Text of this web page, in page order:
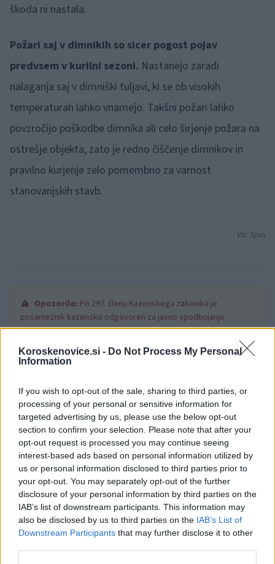
Koroskenovice.si - Do Not Process My Personal
Information
If you wish to opt-out of the sale, sharing to third parties, or
processing of your personal or sensitive information for
targeted advertising by us, please use the below opt-out
section to confirm your selection. Please note that after your
opt-out request is processed you may continue seeing
interest-based ads based on personal information utilized by
us or personal information disclosed to third parties prior to
your opt-out. You may separately opt-out of the further
disclosure of your personal information by third parties on the
IAB’s list of downstream participants. This information may
also be disclosed by us to third parties on the IAB’s List of
Downstream Participants that may further disclose it to other
škoda ni nastala.
Požari saj v dimnikih so sicer pogost pojav
predvsem v kurilni sezoni. Nastanejo zaradi
nalaganja saj v dimniški tuljavi, ki se ob visokih
temperaturah lahko vnamejo. Takšni požari lahko
povzročijo poškodbe dimnika ali celo širjenje požara na
ostrešje objekta, zato je redno čiščenje dimnikov in
pravilno kurjenje zelo pomembno za varnost
stanovanjskih stavb.
Vir: Spin
Opozorilo: Po 297. členu Kazenskega zakonika je
posameznik kazensko odgovoren za javno spodbujanje
sovraštva, nasilja ali nestrpnosti. Komentarji z žaljivimi,
rasističnimi, diskriminatornimi ali nezakonitimi vsebinami bodo
odstranjeni. Pravila komentiranja →
Failed to fetch
Občine: Črna na Koroškem
Kategorije: Novice
Ključne besede: dimniški požar
gasilci
pgd črna na koroškem
Požar